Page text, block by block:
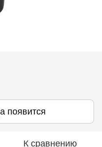
появится
К сравнению